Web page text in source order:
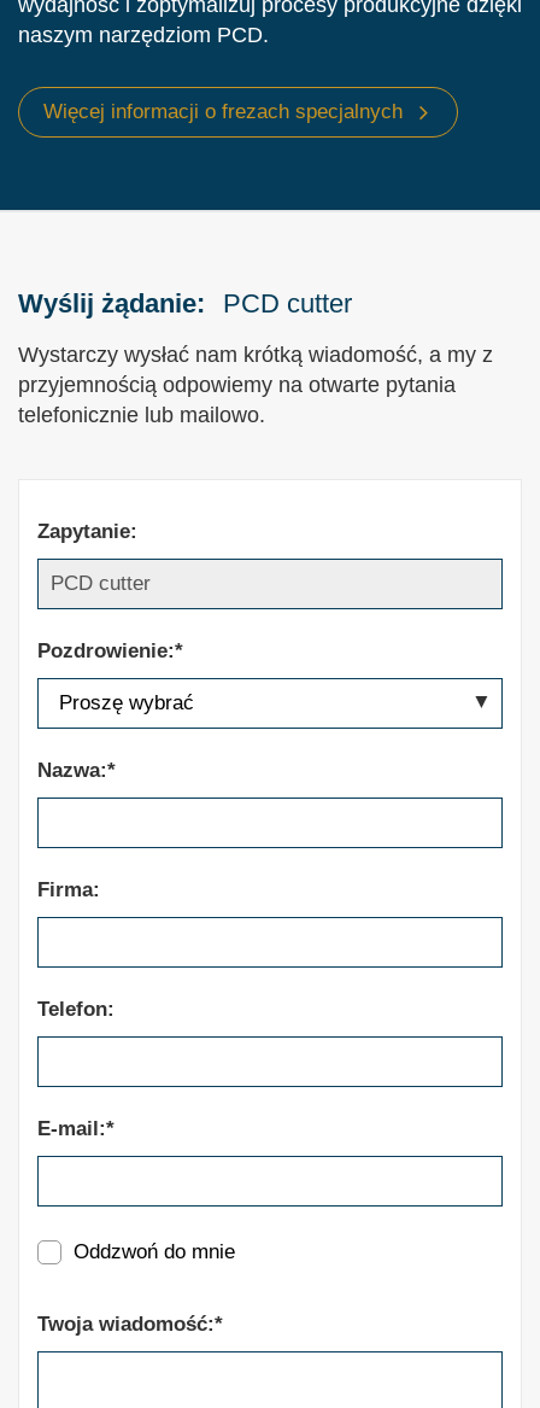
nowoczesnychfrezów PCD.
wydajność i zoptymalizuj procesy produkcyjne dzięki
naszym narzędziom PCD.
Więcej informacji o frezach specjalnych
Wyślij żądanie: PCD cutter
Wystarczy wysłać nam krótką wiadomość, a my z
przyjemnością odpowiemy na otwarte pytania
telefonicznie lub mailowo.
Zapytanie:
Pozdrowienie:*
Nazwa:*
Firma:
Telefon:
E-mail:*
Oddzwoń do mnie
Twoja wiadomość:*